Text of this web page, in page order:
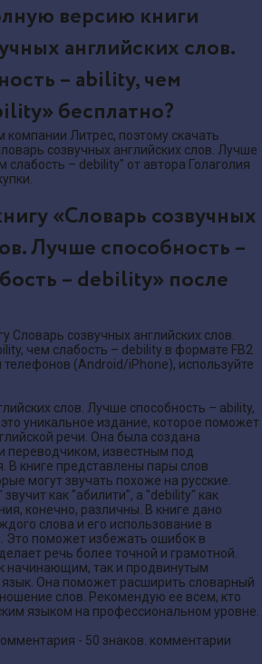
версию книги
английских слов.
– ability, чем
бесплатно?
Литрес, поэтому скачать
созвучных английских слов. Лучше
слабость – debility" от автора Голаголия
«Словарь созвучных
Лучше способность –
– debility» после
Словарь созвучных английских слов.
чем слабость – debility в формате FB2
телефонов (Android/iPhone), используйте
слов. Лучше способность – ability,
уникальное издание, которое поможет
речи. Она была создана
переводчиком, известным под
В книге представлены пары слов
могут звучать похоже на русские.
как "абилити", а "debility" как
конечно, различны. В книге дано
слова и его использование в
Это поможет избежать ошибок в
речь более точной и грамотной.
начинающим, так и продвинутым
Она поможет расширить словарный
слов. Рекомендую ее всем, кто
языком на профессиональном уровне.
- 50 знаков. комментарии